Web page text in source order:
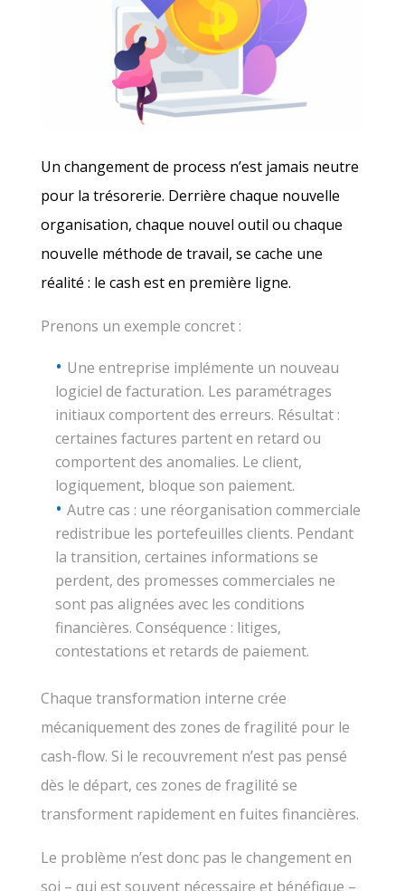
Un changement de process n’est jamais neutre
pour la trésorerie. Derrière chaque nouvelle
organisation, chaque nouvel outil ou chaque
nouvelle méthode de travail, se cache une
réalité : le cash est en première ligne.
Prenons un exemple concret :
Une entreprise implémente un nouveau
logiciel de facturation. Les paramétrages
initiaux comportent des erreurs. Résultat :
certaines factures partent en retard ou
comportent des anomalies. Le client,
logiquement, bloque son paiement.
Autre cas : une réorganisation commerciale
redistribue les portefeuilles clients. Pendant
la transition, certaines informations se
perdent, des promesses commerciales ne
sont pas alignées avec les conditions
financières. Conséquence : litiges,
contestations et retards de paiement.
Chaque transformation interne crée
mécaniquement des zones de fragilité pour le
cash-flow. Si le recouvrement n’est pas pensé
dès le départ, ces zones de fragilité se
transforment rapidement en fuites financières.
Le problème n’est donc pas le changement en
soi – qui est souvent nécessaire et bénéfique –